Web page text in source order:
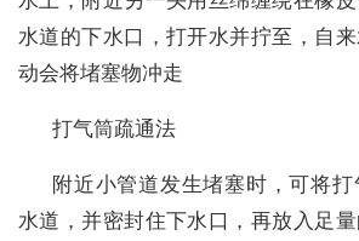
水道的下水口，打开水并拧至，自
动会将堵塞物冲走
打气筒疏通法
附近小管道发生堵塞时，可将
水道，并密封住下水口，再放入足